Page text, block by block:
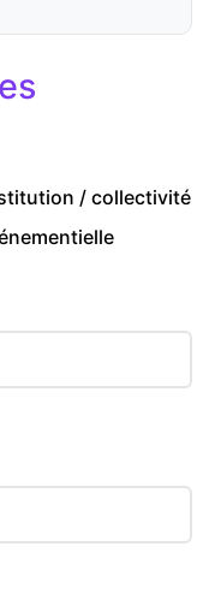
/ collectivité